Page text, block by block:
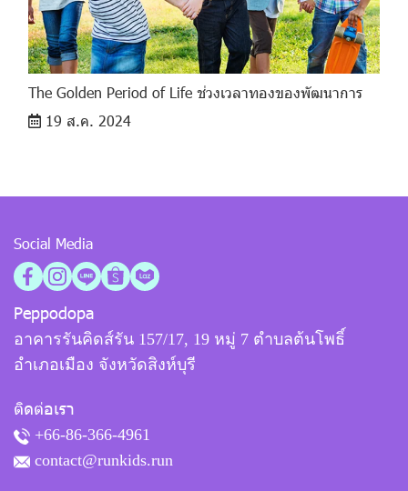
The Golden Period of Life ช่วงเวลาทองของพัฒนาการ
19 ส.ค. 2024
Social Media
Peppodopa
อาคารรันคิดส์รัน 157/17, 19 หมู่ 7 ตำบลต้นโพธิ์
อำเภอเมือง จังหวัดสิงห์บุรี
ติดต่อเรา
+66-86-366-4961
contact@runkids.run